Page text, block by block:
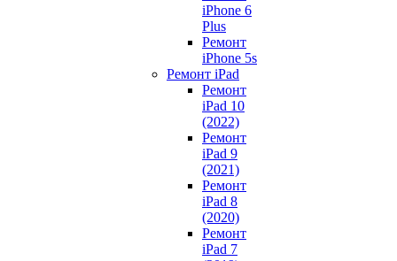
iPhone 6
Plus
Ремонт
iPhone 5s
Ремонт iPad
Ремонт
iPad 10
(2022)
Ремонт
iPad 9
(2021)
Ремонт
iPad 8
(2020)
Ремонт
iPad 7